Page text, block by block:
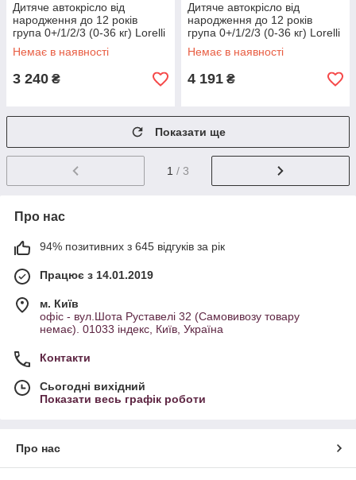
Дитяче автокрісло від
народження до 12 років
група 0+/1/2/3 (0-36 кг) Lorelli
GALAXY сіре
Немає в наявності
3 240 ₴
Дитяче автокрісло від
народження до 12 років
група 0+/1/2/3 (0-36 кг) Lorelli
LUSSO SPS із системою
Isofix червоне
Немає в наявності
4 191 ₴
Показати ще
1 / 3
Про нас
94% позитивних з 645 відгуків за рік
Працює з 14.01.2019
м. Київ
офіс - вул.Шота Руставелі 32 (Самовивозу товару
немає). 01033 індекс, Київ, Україна
Контакти
Сьогодні вихідний
Показати весь графік роботи
Про нас